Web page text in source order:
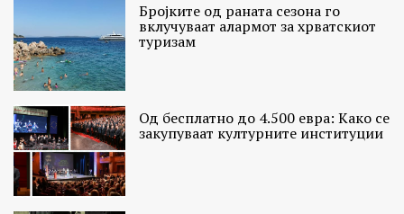
Бројките од раната сезона го
вклучуваат алармот за хрватскиот
туризам
Од бесплатно до 4.500 евра: Како се
закупуваат културните институции